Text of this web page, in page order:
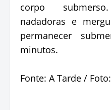
corpo
nadadoras e
permanecer
minutos.
Fonte: A Tarde /